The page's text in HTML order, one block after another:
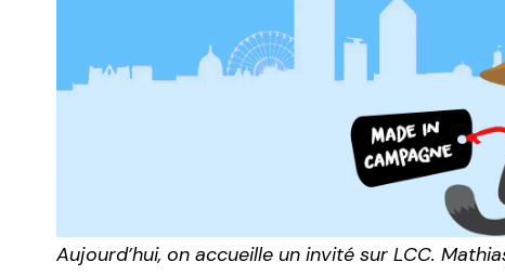
Aujourd’hui, on accueille un invité sur LCC.